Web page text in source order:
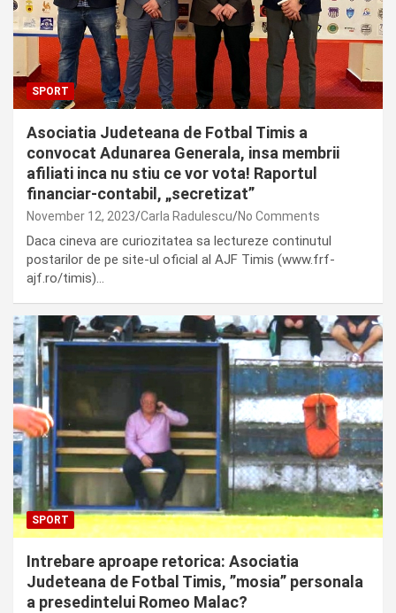
SPORT
Asociatia Judeteana de Fotbal Timis a
convocat Adunarea Generala, insa membrii
afiliati inca nu stiu ce vor vota! Raportul
financiar-contabil, „secretizat”
November 12, 2023 Carla Radulescu No Comments
Daca cineva are curiozitatea sa lectureze continutul
postarilor de pe site-ul oficial al AJF Timis (www.frf-
ajf.ro/timis)…
SPORT
Intrebare aproape retorica: Asociatia
Judeteana de Fotbal Timis, ”mosia” personala
a presedintelui Romeo Malac?